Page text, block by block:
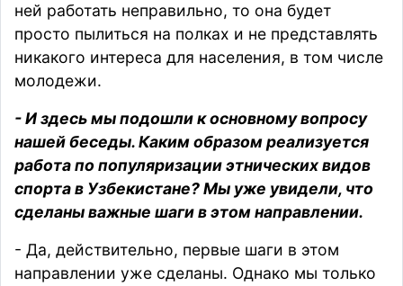
ней работать неправильно, то она будет
просто пылиться на полках и не представлять
никакого интереса для населения, в том числе
молодежи.
- И здесь мы подошли к основному вопросу
нашей беседы. Каким образом реализуется
работа по популяризации этнических видов
спорта в Узбекистане? Мы уже увидели, что
сделаны важные шаги в этом направлении.
- Да, действительно, первые шаги в этом
направлении уже сделаны. Однако мы только